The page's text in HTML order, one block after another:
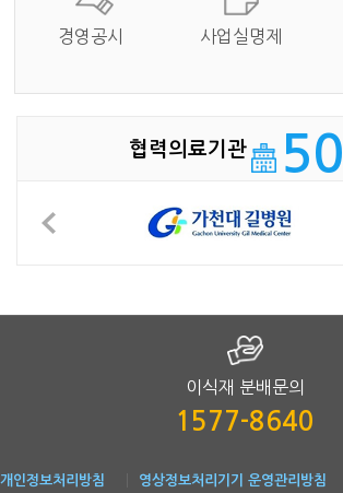
경영공시 사업실명제
협력의료기관 50
이식재 분배문의
1577-8640
개인정보처리방침 영상정보처리기기 운영관리방침